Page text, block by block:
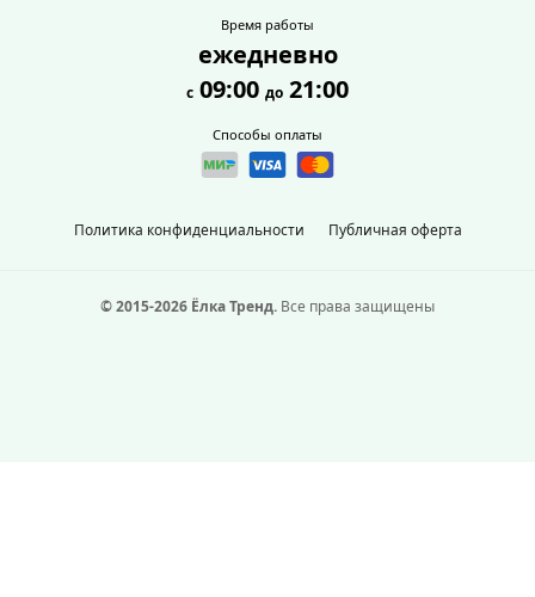
Политика конфиденциальности Публичная оферта
Время работы
ежедневно
с 09:00 до 21:00
Способы оплаты
© 2015-2026 Ёлка Тренд. Все права защищены